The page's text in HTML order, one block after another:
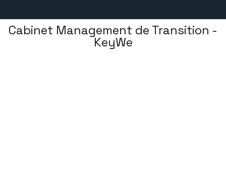
Cabinet Management de Transition -
KeyWe